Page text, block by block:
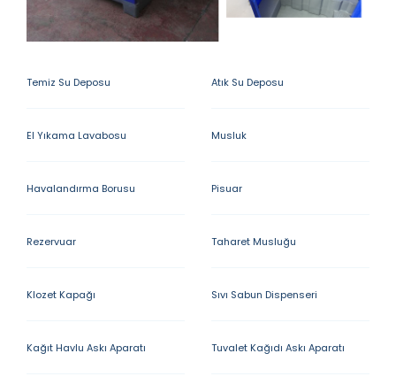
Temiz Su Deposu Atık Su Deposu
El Yıkama Lavabosu Musluk
Havalandırma Borusu Pisuar
Rezervuar Taharet Musluğu
Klozet Kapağı Sıvı Sabun Dispenseri
Kağıt Havlu Askı Aparatı Tuvalet Kağıdı Askı Aparatı